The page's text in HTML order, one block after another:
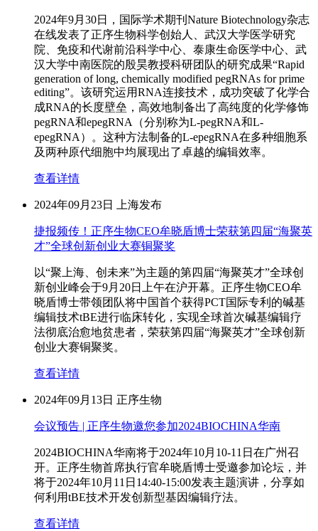
2024年9月30日，国际学术期刊Nature Biotechnology杂志
在线发表了正序生物科学创始人、武汉大学医学研究
院、免疫和代谢前沿科学中心、泰康生命医学中心、武
汉大学中南医院的殷昊教授科研团队的研究成果“Rapid
generation of long, chemically modified pegRNAs for prime
editing”。该研究运用RNA连接技术，成功突破了化学合
成RNA的长度壁垒，高效地制备出了高纯度的化学修饰
pegRNA和epegRNA（分别称为L-pegRNA和L-
epegRNA）。这种方法制备的L-epegRNA在多种细胞系
及两种原代细胞中均展现出了卓越的编辑效率。
查看详情
2024年09月23日 上海发布
捷报频传！正序生物CEO牟晓盾博士荣获第四届“海聚英
才”全球创新创业大赛铜聚奖
以“聚上海、创未来”为主题的第四届“海聚英才”全球创
新创业峰会于9月20日上午在沪开幕。正序生物CEO牟
晓盾博士带领团队将中国首个获得PCT国际专利的碱基
编辑技术tBE进行临床转化，实现全球首次碱基编辑疗
法彻底治愈地贫患者，荣获第四届“海聚英才”全球创新
创业大赛铜聚奖。
查看详情
2024年09月13日 正序生物
会议预告 | 正序生物邀您参加2024BIOCHINA华南
2024BIOCHINA华南将于2024年10月10-11日在广州召
开。正序生物首席执行官牟晓盾博士受邀参加论坛，并
将于2024年10月11日14:40-15:00发表主题演讲，分享如
何利用tBE技术开发创新型基因编辑疗法。
查看详情